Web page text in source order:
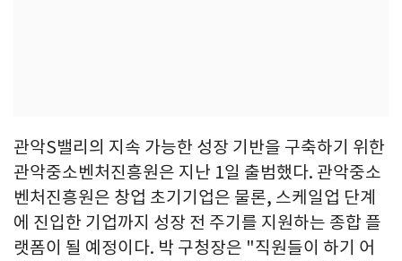
관악S밸리의 지속 가능한 성장 기반을 구축하기 위한
관악중소벤처진흥원은 지난 1일 출범했다. 관악중소
벤처진흥원은 창업 초기기업은 물론, 스케일업 단계
에 진입한 기업까지 성장 전 주기를 지원하는 종합 플
랫폼이 될 예정이다. 박 구청장은 "직원들이 하기 어